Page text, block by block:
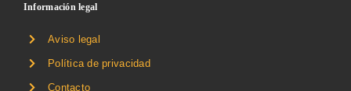
Información legal
Aviso legal
Política de privacidad
Contacto